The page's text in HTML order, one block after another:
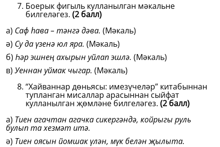
Боерык фигыль кулланылган мәкальне
билгеләгез. (2 балл)
а) Саф һава – тәнгә дәва. (Мәкаль)
ә) Су да үзенә юл яра. (Мәкаль)
б) Һәр эшнең ахырын уйлап эшлә. (Мәкаль)
в) Уеннан уймак чыгар. (Мәкаль)
“Хайваннар дөньясы: имезүчеләр” китабыннан
тупланган мисаллар арасыннан сыйфат
кулланылган җөмләне билгеләгез. (2 балл)
а) Тиен агачтан агачка сикергәндә, койрыгы руль
булып та хезмәт итә.
ә) Тиен оясын йомшак үлән, мүк белән җылыта.